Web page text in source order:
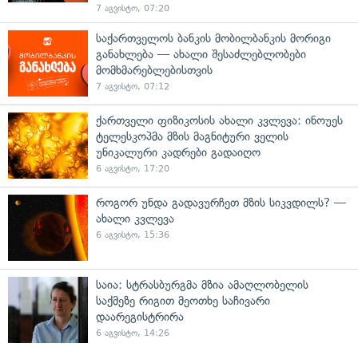
7 აგვისტო, 07:20
საქართველოს ბანკის მობილბანკის მორიგი
განახლება — ახალი შესაძლებლობები
მომხმარებლებისთვის
7 აგვისტო, 07:12
ქართველი ფიზიკოსის ახალი კვლევა: ინოუეს
ტელესკოპმა მზის მაგნიტური ველის
უნიკალური კადრები გადაიღო
6 აგვისტო, 17:20
როგორ უნდა გადავურჩეთ მზის სიკვდილს? —
ახალი კვლევა
6 აგვისტო, 15:36
საია: სტრასბურგმა მზია ამაღლობელის
საქმეზე რიგით მეოთხე საჩივარი
დაარეგისტრირა
6 აგვისტო, 14:26